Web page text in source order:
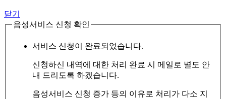
닫기
음성서비스 신청 확인
서비스 신청이 완료되었습니다.
신청하신 내역에 대한 처리 완료 시 메일로 별도 안
내 드리도록 하겠습니다.
음성서비스 신청 증가 등의 이유로 처리가 다소 지